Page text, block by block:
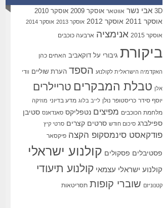
3D אבי נשר אווטאר אוסקר 2009 אוסקר 2010
אוסקר 2011 אוסקר 2012 אוסקר 2013 אוסקר 2014
אוסקר 2015 אנימציה ארבעה כוכבים
ביקורת גיבורי על דוקאביב האחים כהן
האקדמיה הישראלית לקולנוע הספד הערת שוליים וודי
אלן טבלת המבקרים טריילרים
יוסף סידר כריסטופר נולן לייב בלוג מדע בדיוני מוזיקה
מלחמת הכוכבים מפיצים נטפליקס סאנדאנס סטיבן
ספילברג סיכום חודש סרטים קצרים סרטי קיץ
פודקאסט סינמסקופ הקצה פיקסאר
פסטיבלים פסקולים קולנוע ישראלי
קולנוע ישראלי עצמאי קולנוע תיעודי
קטנוניזם שוברי קופות תסריטאות